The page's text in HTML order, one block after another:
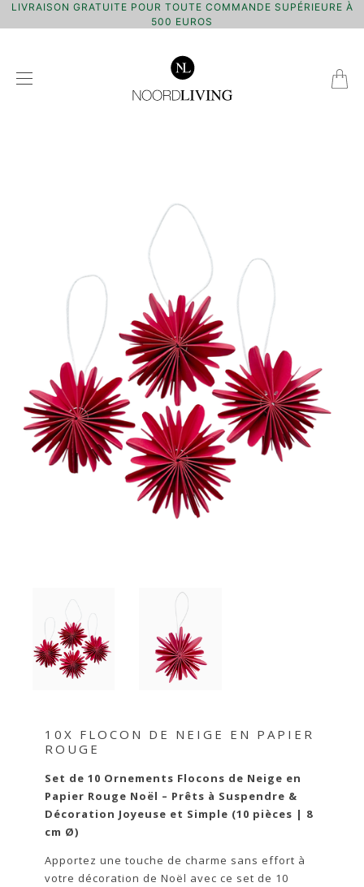
LIVRAISON GRATUITE POUR TOUTE COMMANDE SUPÉRIEURE À
500 EUROS
10X FLOCON DE NEIGE EN PAPIER
ROUGE
Set de 10 Ornements Flocons de Neige en
Papier Rouge Noël – Prêts à Suspendre &
Décoration Joyeuse et Simple (10 pièces | 8
cm Ø)
Apportez une touche de charme sans effort à
votre décoration de Noël avec ce set de 10